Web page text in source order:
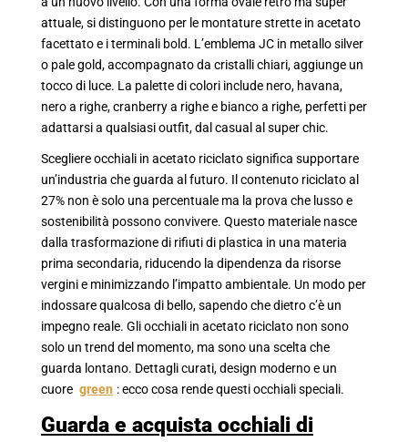
attuale, si distinguono per le montature strette in acetato
facettato e i terminali bold. L’emblema JC in metallo silver
o pale gold, accompagnato da cristalli chiari, aggiunge un
tocco di luce. La palette di colori include nero, havana,
nero a righe, cranberry a righe e bianco a righe, perfetti per
adattarsi a qualsiasi outfit, dal casual al super chic.
Scegliere occhiali in acetato riciclato significa supportare
un’industria che guarda al futuro. Il contenuto riciclato al
27% non è solo una percentuale ma la prova che lusso e
sostenibilità possono convivere. Questo materiale nasce
dalla trasformazione di rifiuti di plastica in una materia
prima secondaria, riducendo la dipendenza da risorse
vergini e minimizzando l’impatto ambientale. Un modo per
indossare qualcosa di bello, sapendo che dietro c’è un
impegno reale. Gli occhiali in acetato riciclato non sono
solo un trend del momento, ma sono una scelta che
guarda lontano. Dettagli curati, design moderno e un
cuore green : ecco cosa rende questi occhiali speciali.
Guarda e acquista occhiali di